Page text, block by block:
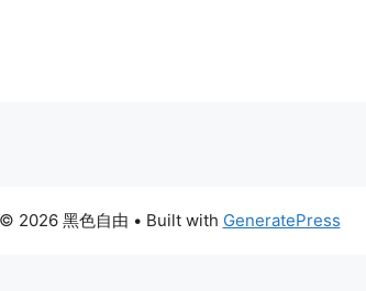
© 2026 黑色自由 • Built with GeneratePress